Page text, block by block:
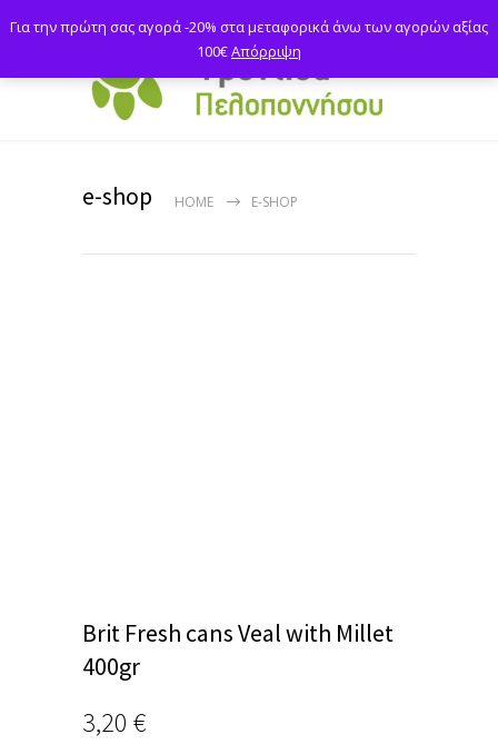
e-shop HOME E-SHOP
Brit Fresh cans Veal with Millet
400gr
3,20 €
Για την πρώτη σας αγορά -20% στα μεταφορικά άνω των αγορών αξίας
100€Απόρριψη